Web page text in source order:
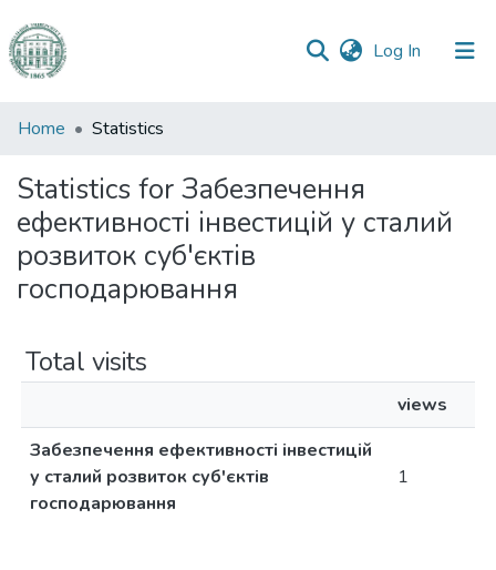
Log In (current)
Communities
Collections
All of DSpace
Home Statistics
Statistics for Забезпечення
ефективності інвестицій у сталий
розвиток суб'єктів
господарювання
Total visits
views
Забезпечення ефективності інвестицій
у сталий розвиток суб'єктів
господарювання
1